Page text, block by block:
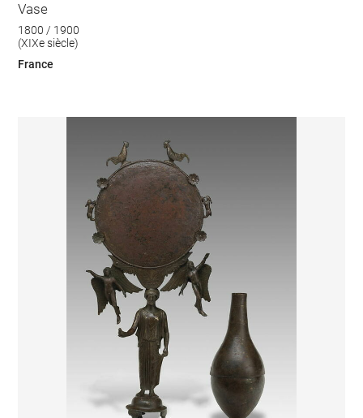
Vase
1800 / 1900
(XIXe siècle)
France